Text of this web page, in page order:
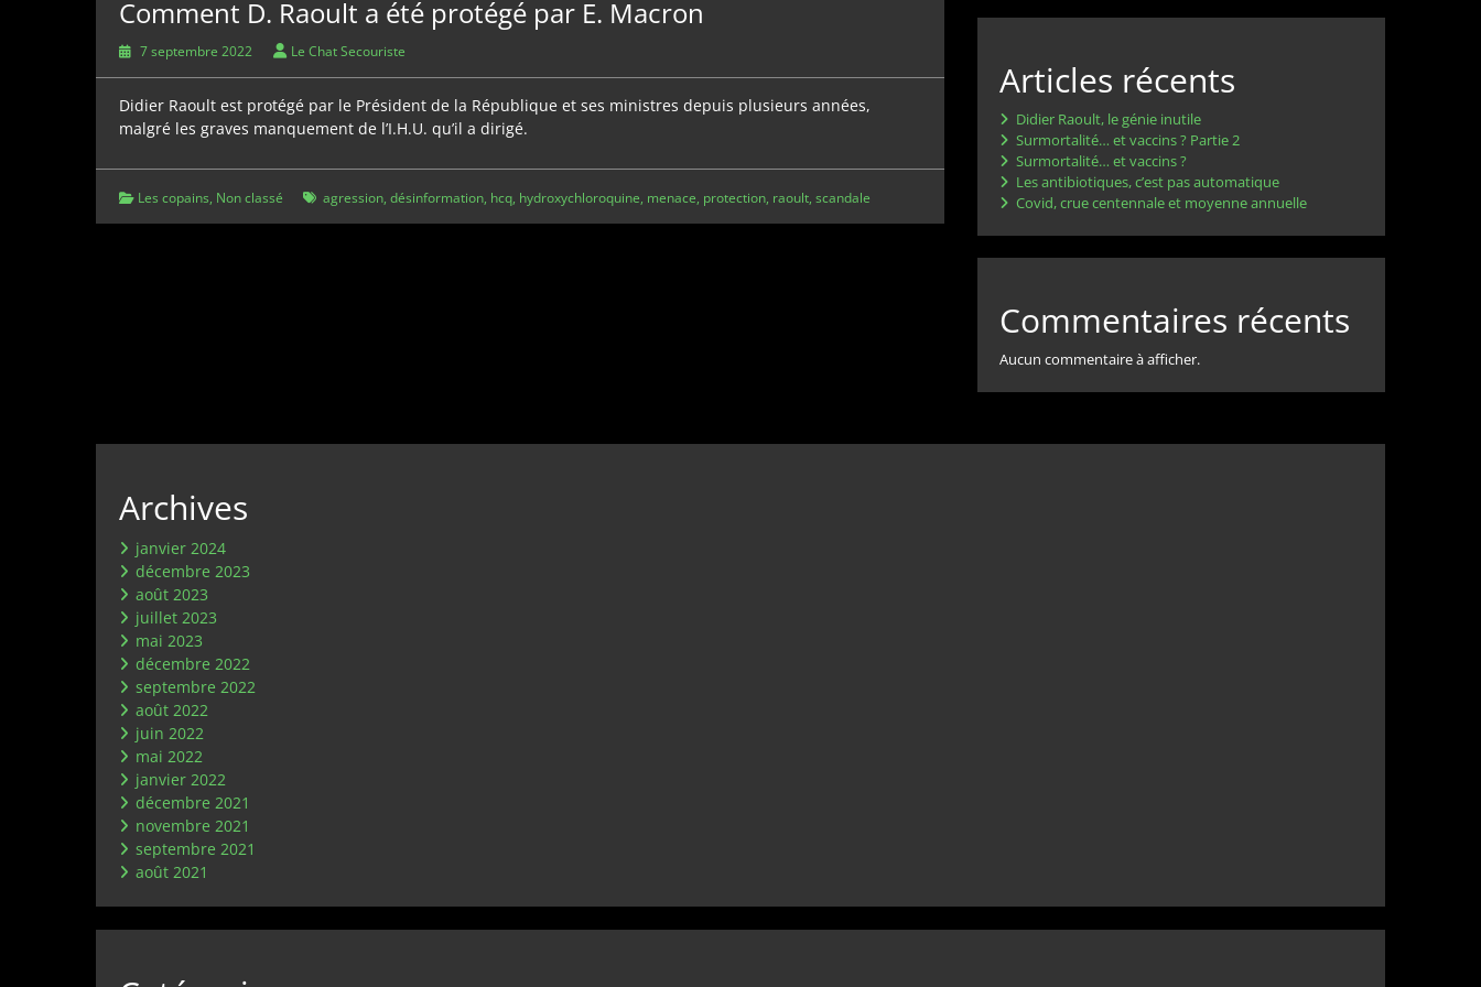
Comment D. Raoult a été protégé par E. Macron
7 septembre 2022 Le Chat Secouriste
Didier Raoult est protégé par le Président de la République et ses ministres depuis plusieurs années,
malgré les graves manquement de l’I.H.U. qu’il a dirigé.
Les copains, Non classé agression, désinformation, hcq, hydroxychloroquine, menace, protection, raoult, scandale
Articles récents
Didier Raoult, le génie inutile
Surmortalité… et vaccins ? Partie 2
Surmortalité… et vaccins ?
Les antibiotiques, c’est pas automatique
Covid, crue centennale et moyenne annuelle
Commentaires récents
Aucun commentaire à afficher.
Archives
janvier 2024
décembre 2023
août 2023
juillet 2023
mai 2023
décembre 2022
septembre 2022
août 2022
juin 2022
mai 2022
janvier 2022
décembre 2021
novembre 2021
septembre 2021
août 2021